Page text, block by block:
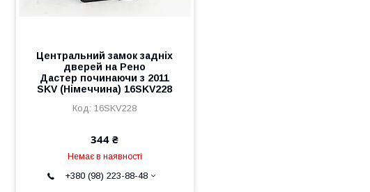
Центральний замок задніх
дверей на Рено
Дастер починаючи з 2011
SKV (Німеччина) 16SKV228
16SKV228
344 ₴
Немає в наявності
+380 (98) 223-88-48